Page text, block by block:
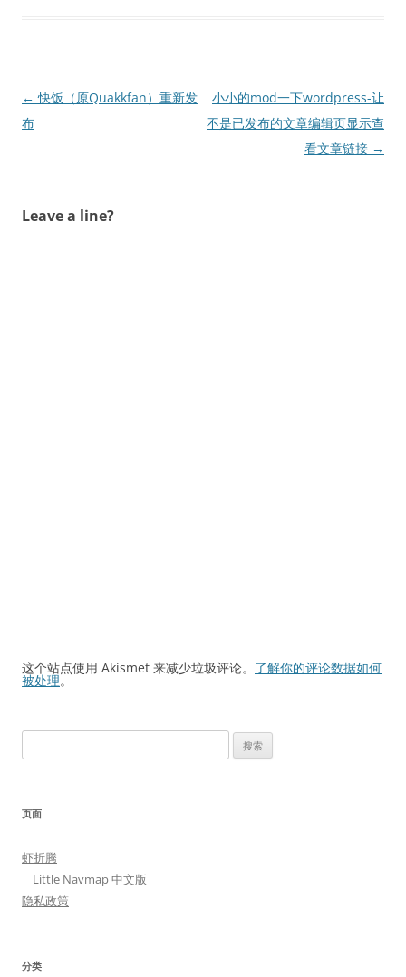
文
章
← 快饭（原Quakkfan）重新发
布
小小的mod一下wordpress-让
不是已发布的文章编辑页显示查
看文章链接 →
Leave a line?
这个站点使用 Akismet 来减少垃圾评论。 了解你的评论数据如何
被处理。
索：
页面
虾折腾
Little Navmap 中文版
隐私政策
分类